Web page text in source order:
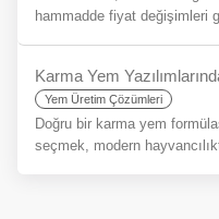
hammadde fiyat değişimleri
Yem Üretim Çözümleri
Doğru bir karma yem
seçmek, modern